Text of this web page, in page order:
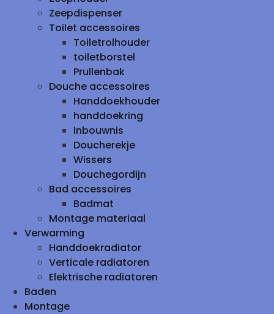
Zeepdispenser
Toilet accessoires
Toiletrolhouder
toiletborstel
Prullenbak
Douche accessoires
Handdoekhouder
handdoekring
Inbouwnis
Doucherekje
Wissers
Douchegordijn
Bad accessoires
Badmat
Montage materiaal
Verwarming
Handdoekradiator
Verticale radiatoren
Elektrische radiatoren
Baden
Montage